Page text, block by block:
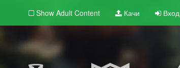
Show Adult Content Качи Вход